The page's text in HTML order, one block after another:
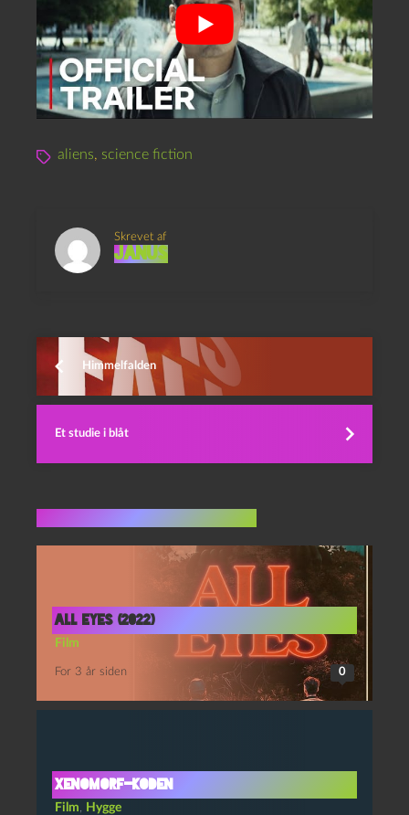
aliens, science fiction
Skrevet af
Janus
Himmelfalden
Et studie i blåt
All eyes (2022)
Film
For 3 år siden 0
Xenomorf-koden
Film, Hygge